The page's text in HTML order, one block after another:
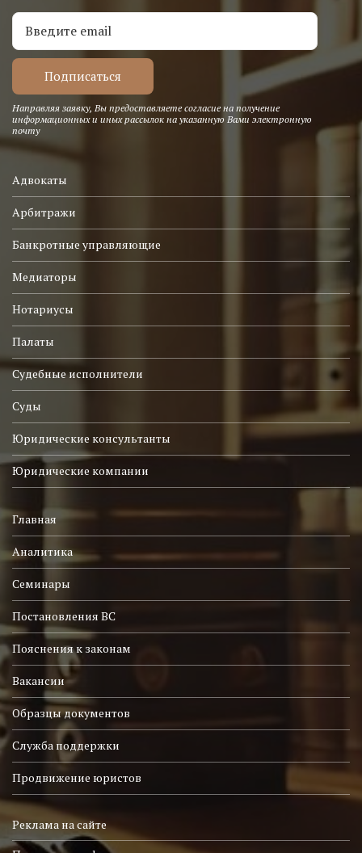
Направляя заявку, Вы предоставляете согласие на получение
информационных и иных рассылок на указанную Вами электронную
почту
Адвокаты
Арбитражи
Банкротные управляющие
Медиаторы
Нотариусы
Палаты
Судебные исполнители
Суды
Юридические консультанты
Юридические компании
Главная
Аналитика
Семинары
Постановления ВС
Пояснения к законам
Вакансии
Образцы документов
Служба поддержки
Продвижение юристов
Реклама на сайте